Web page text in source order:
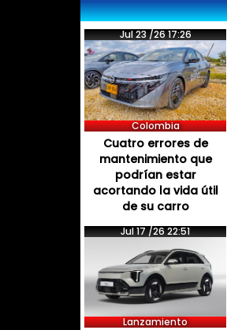
Jul 23 /26 17:26
Colombia
Cuatro errores de
mantenimiento que
podrían estar
acortando la vida útil
de su carro
Jul 17 /26 22:51
Lanzamiento